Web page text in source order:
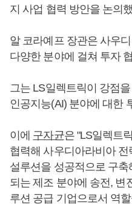
지 사업 협력 방안을 논의
알 코라예프 장관은 사우
다양한 분야에 걸쳐 투자
그는 LS일렉트릭이 강점
인공지능(AI) 분야에 대한
이에 구자균은 "LS일렉트
협력해 사우디아라비아
설루션을 성공적으로 구
되는 제조 분야에 송전, 변
루션 공급 기업으로서 역